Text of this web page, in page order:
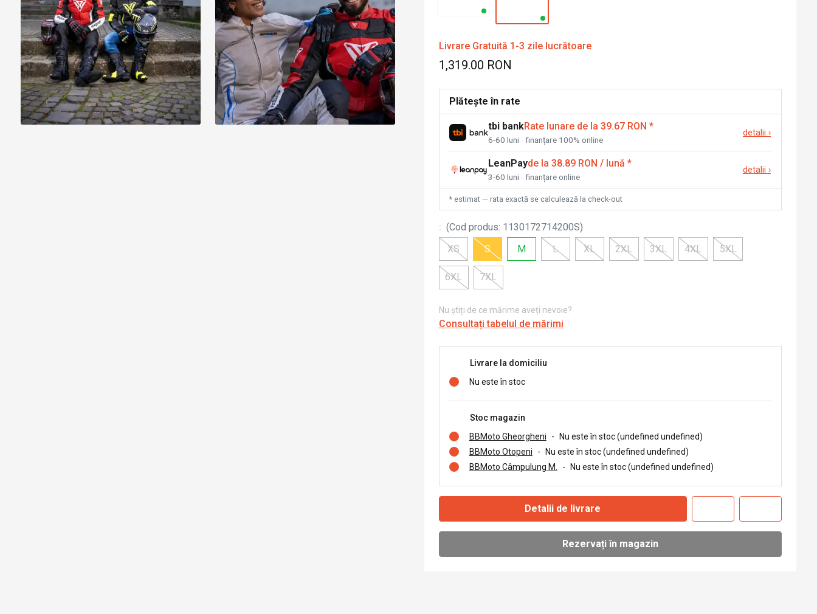
Livrare Gratuită 1-3 zile lucrătoare
1,319.00 RON
Plătește în rate
tbi bankRate lunare de la 39.67 RON *
6-60 luni · finanțare 100% online
detalii ›
LeanPayde la 38.89 RON / lună *
3-60 luni · finanțare online
detalii ›
* estimat — rata exactă se calculează la check-out
: (Cod produs: 1130172714200S)
XS
S M L XL 2XL 3XL 4XL 5XL
6XL 7XL
Nu știți de ce mărime aveți nevoie?
Consultați tabelul de mărimi
Livrare la domiciliu
Nu este în stoc
Stoc magazin
BBMoto Gheorgheni
-
Nu este în stoc (undefined undefined)
BBMoto Otopeni
-
Nu este în stoc (undefined undefined)
BBMoto Câmpulung M.
- Nu este în stoc (undefined undefined)
Detalii de livrare
Rezervați în magazin